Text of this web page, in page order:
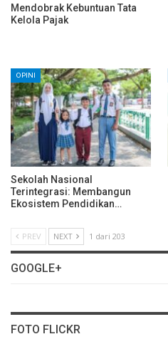
Mendobrak Kebuntuan Tata
Kelola Pajak
OPINI
Sekolah Nasional
Terintegrasi: Membangun
Ekosistem Pendidikan…
PREV NEXT 1 dari 203
GOOGLE+
FOTO FLICKR